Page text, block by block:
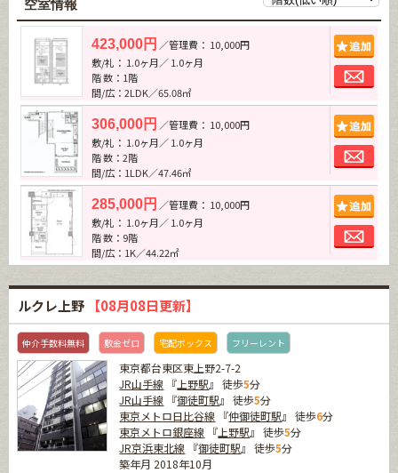
空室情報
423,000円 ／管理費： 10,000円
敷/礼： 1.0ヶ月／ 1.0ヶ月
階 数：1階
間/広：2LDK／65.08㎡
306,000円 ／管理費： 10,000円
敷/礼： 1.0ヶ月／ 1.0ヶ月
階 数：2階
間/広：1LDK／47.46㎡
285,000円 ／管理費： 10,000円
敷/礼： 1.0ヶ月／ 1.0ヶ月
階 数：9階
間/広：1K／44.22㎡
ルクレ上野 【08月08日更新】
仲介手数料無料 敷金ゼロ 宅配ボックス フリーレント
東京都台東区東上野2-7-2
JR山手線 『上野駅』 徒歩5分
JR山手線 『御徒町駅』 徒歩5分
東京メトロ日比谷線 『仲御徒町駅』 徒歩6分
東京メトロ銀座線 『上野駅』 徒歩5分
JR京浜東北線 『御徒町駅』 徒歩5分
築年月 2018年10月